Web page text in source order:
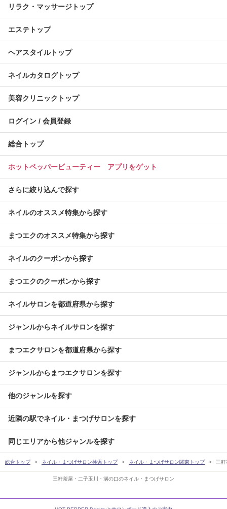
三軒茶屋・二子玉川・溝の口のネイル・まつげサロン
リラク・マッサージトップ
エステトップ
ヘアスタイルトップ
ネイルカタログトップ
美容クリニックトップ
ログイン / 会員登録
総合トップ
ホットペッパービューティー アプリをゲット
さらに絞り込んで探す
ネイルのオススメ特集から探す
まつエクのオススメ特集から探す
ネイルのクーポンから探す
まつエクのクーポンから探す
ネイルサロンを都道府県から探す
ジャンルからネイルサロンを探す
まつエクサロンを都道府県から探す
ジャンルからまつエクサロンを探す
他のジャンルを探す
近隣の駅でネイル・まつげサロンを探す
同じエリアから他ジャンルを探す
総合トップ ネイル・まつげサロン検索トップ ネイル・まつげサロン関東トップ 三